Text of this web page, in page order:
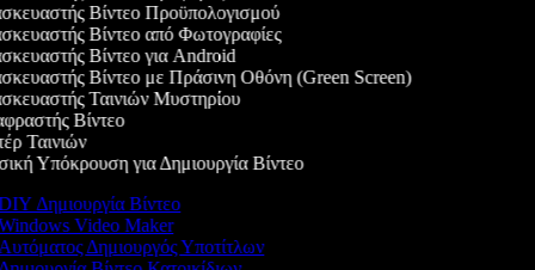
Βίντεο Προϋπολογισμού
Βίντεο από Φωτογραφίες
Βίντεο για Android
Βίντεο με Πράσινη Οθόνη (Green Screen)
Ταινιών Μυστηρίου
Βίντεο
Ταινιών
Υπόκρουση για Δημιουργία Βίντεο
Δημιουργία Βίντεο
Video Maker
Δημιουργός Υποτίτλων